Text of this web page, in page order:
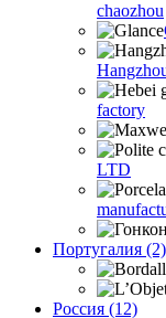
chaozhou
factory
LTD
Португалия (2)
Россия (12)